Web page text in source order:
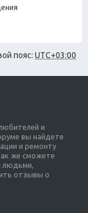
пояс: UTC+03:00
и
вы найдете
и ремонту
же сможете
людьми,
отзывы о